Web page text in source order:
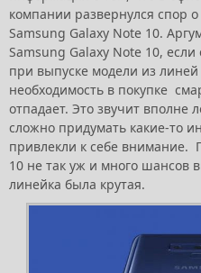
компании развернулся спор
Samsung Galaxy Note 10.
Samsung Galaxy Note 10,
при выпуске модели из линей
необходимость в покупке
отпадает. Это звучит вполне
сложно придумать какие-то
привлекли к себе внимание.
10 не так уж и много шансов
линейка была крутая.